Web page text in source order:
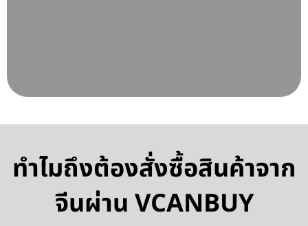
ทำไมถึงต้องสั่งซื้อสินค้าจาก
จีนผ่าน VCANBUY